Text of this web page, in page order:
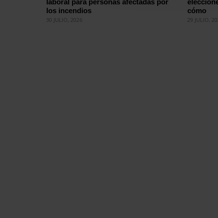
los incendios
30 JULIO, 2026
cómo
29 JULIO,